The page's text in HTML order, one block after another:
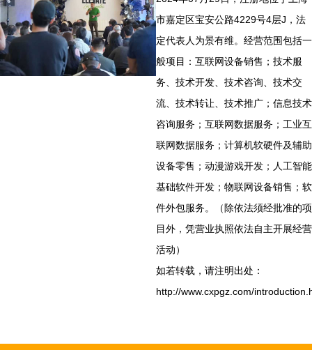
市嘉定区宝安公路4229号4层J，法
定代表人为景有维。经营范围包括一
般项目：互联网设备销售；技术服
务、技术开发、技术咨询、技术交
流、技术转让、技术推广；信息技术
咨询服务；互联网数据服务；工业互
联网数据服务；计算机软硬件及辅助
设备零售；动漫游戏开发；人工智能
基础软件开发；物联网设备销售；软
件外包服务。（除依法须经批准的项
目外，凭营业执照依法自主开展经营
活动）
如若转载，请注明出处：
http://www.cxpgz.com/